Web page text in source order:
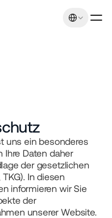
Einzig­
uns ein besonderes
Ihre Daten daher
der gesetzlichen
In diesen
informieren wir Sie
der
unserer Website.